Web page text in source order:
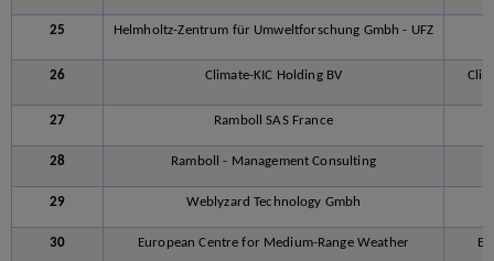
25 Helmholtz-Zentrum für Umweltforschung Gmbh - UFZ
26 Climate-KIC Holding BV
27 Ramboll SAS France
28 Ramboll - Management Consulting
29 Weblyzard Technology Gmbh
30
European Centre for Medium-Range Weather